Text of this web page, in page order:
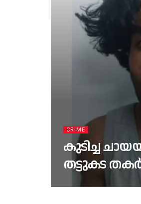
CRIME
കുടിച്ച
തട്ടുകട